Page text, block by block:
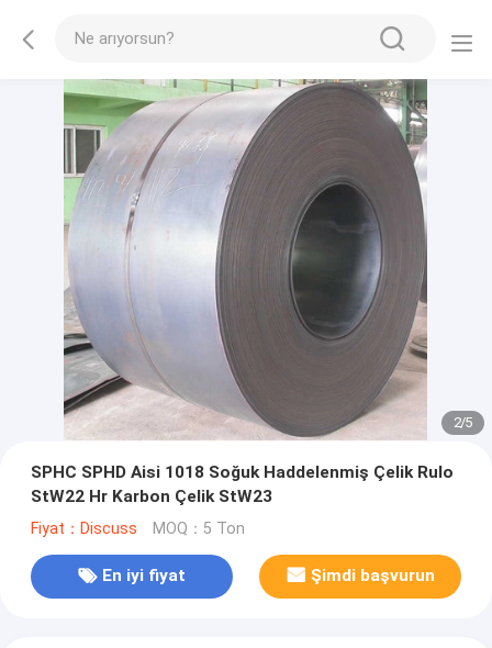
2/5
SPHC SPHD Aisi 1018 Soğuk Haddelenmiş Çelik Rulo
StW22 Hr Karbon Çelik StW23
Fiyat：Discuss MOQ：5 Ton
En iyi fiyat Şimdi başvurun